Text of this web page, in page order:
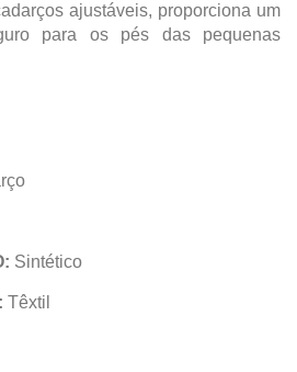
ajustáveis, proporciona um
para os pés das pequenas
Sintético
Têxtil